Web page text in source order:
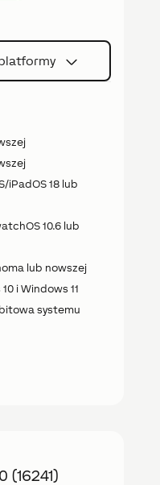
iPadOS 18 lub
10.6 lub
lub nowszej
i Windows 11
systemu
(16241)